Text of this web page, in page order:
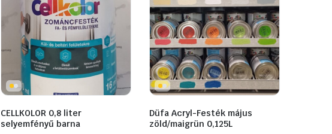
CELLKOLOR 0,8 liter
selyemfényű barna
Düfa Acryl-Festék május
zöld/maigrün 0,125L